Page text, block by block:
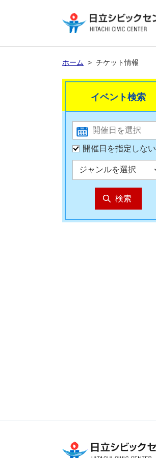
ホーム > チケット情報
イベント検索
開催日を指定しない